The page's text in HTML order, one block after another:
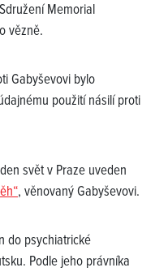
Memorial
vězně.
Gabyševovi bylo
použití násilí proti
svět v Praze uveden
, věnovaný Gabyševovi.
do psychiatrické
Podle jeho právníka